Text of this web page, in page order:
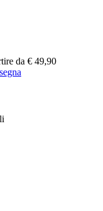
da € 49,90